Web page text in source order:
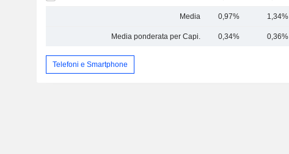
Media 0,97% 1,34%
Media ponderata per Capi. 0,34% 0,36%
Telefoni e Smartphone